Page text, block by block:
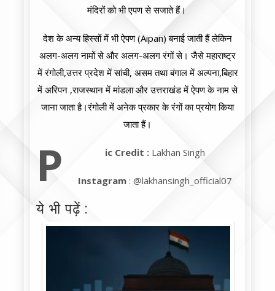
मंदिरों को भी एपण से सजाते हैं।
देश के अन्य हिस्सों में भी ऐपण (Aipan) बनाई जाती हैं लेकिन
अलग-अलग नामों से और अलग-अलग रंगों से। जैसे महाराष्ट्र
में रंगोली,उत्तर प्रदेश में सांची, असम तथा बंगाल में अल्पना,बिहार
में अरिपन ,राजस्थान में मांडला और उत्तराखंड में ऐपण के नाम से
जाना जाता है।रंगोली में अनेक प्रकार के रंगों का प्रयोग किया
जाता हैं।
P ic Credit :Lakhan Singh
Instagram: @lakhansingh_official07
ये भी पढ़ें :